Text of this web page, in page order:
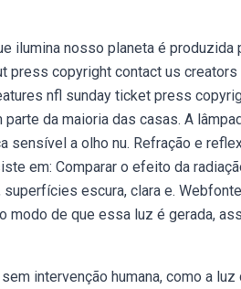
ilumina nosso planeta é produzida
press copyright contact us
nfl sunday ticket press
da maioria das casas. A
sensível a olho nu. Refração e
em: Comparar o efeito da
escura, clara e.
de que essa luz é gerada,
intervenção humana, como a luz